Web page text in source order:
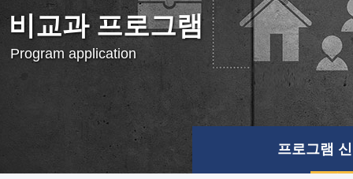
나의 교과 현황
AI 전공 및 교과 추천
학
비교과 프로그램
Program application
프로그램